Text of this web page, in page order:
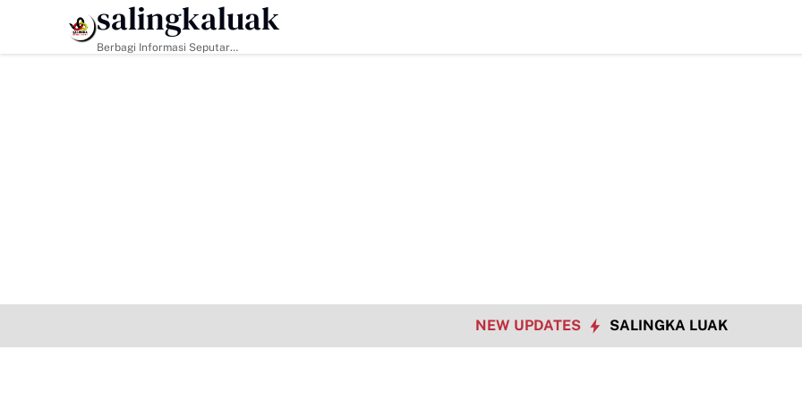
HEADLINE Data Sosial Jadi
salingkaluak
Berbagi Informasi Seputar
NEW UPDATES SALINGKA LUAK